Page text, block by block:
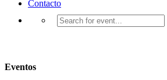
Contacto
Eventos